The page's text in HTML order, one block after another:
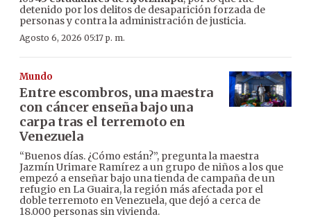
detenido por los delitos de desaparición forzada de
personas y contra la administración de justicia.
Agosto 6, 2026 05:17 p. m.
Mundo
Entre escombros, una maestra
con cáncer enseña bajo una
carpa tras el terremoto en
Venezuela
“Buenos días. ¿Cómo están?”, pregunta la maestra
Jazmín Urimare Ramírez a un grupo de niños a los que
empezó a enseñar bajo una tienda de campaña de un
refugio en La Guaira, la región más afectada por el
doble terremoto en Venezuela, que dejó a cerca de
18.000 personas sin vivienda.